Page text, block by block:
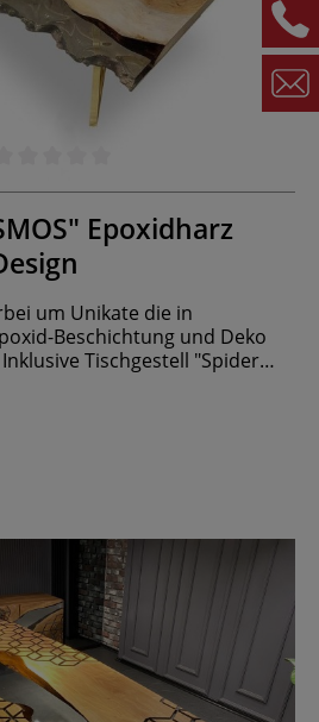
Epoxidharz
um Unikate die in
Beschichtung und Deko
Tischgestell "Spider"
einer möglichen
uns in Verbindung Weitere
auf ein ganz neues Level!
Es handelt sich hierbei
So richtig zur
aber erst durch das
Gestell "Spider". Sie wollen
beeindrucken? Dann
Epoxidharz-Kollektion.
sind wir gern für Sie